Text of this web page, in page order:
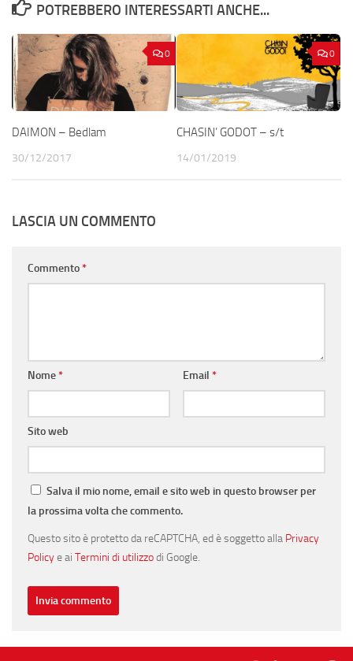
POTREBBERO INTERESSARTI ANCHE...
0
DAIMON – Bedlam
30/12/2017
0
CHASIN’ GODOT – s/t
14/01/2019
LASCIA UN COMMENTO
Commento*
Nome* Email *
Sito web
Salva il mio nome, email e sito web in questo browser per
la prossima volta che commento.
Questo sito è protetto da reCAPTCHA, ed è soggetto alla Privacy
Policye ai Termini di utilizzodi Google.